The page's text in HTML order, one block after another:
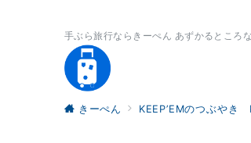
手ぶら旅行ならきーぺん あずかるところな
きーぺん KEEP’EMのつぶやき